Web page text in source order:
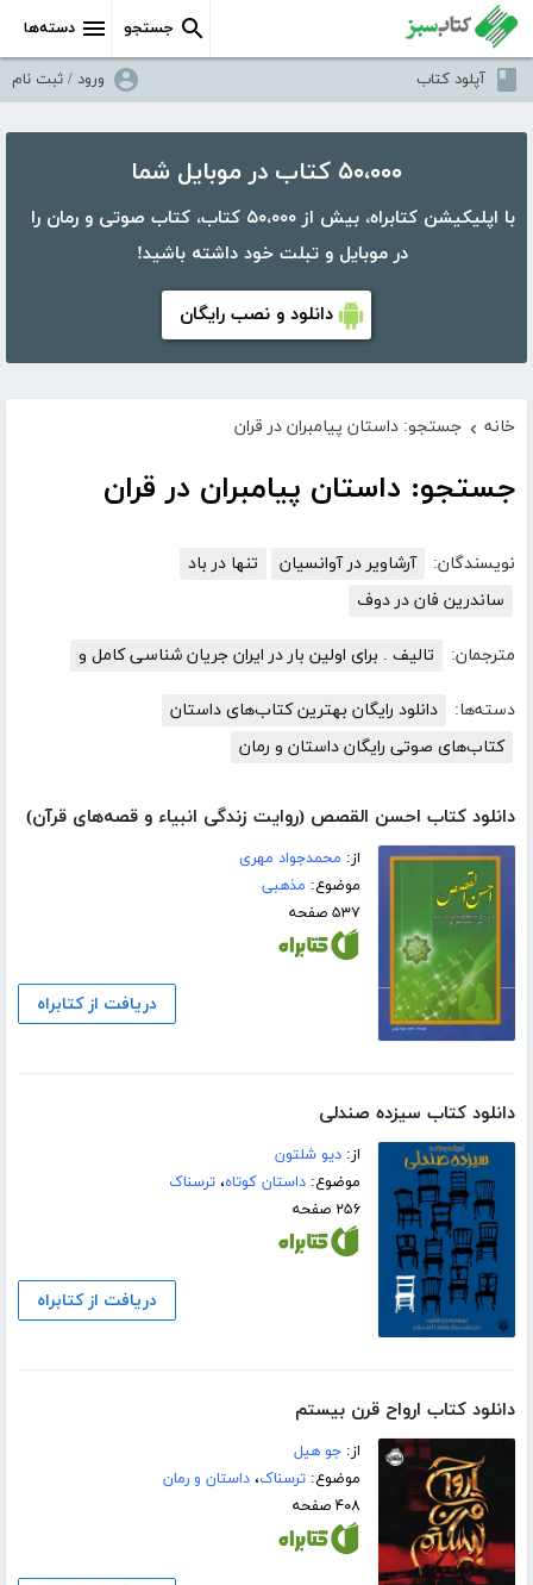
دسته‌ها جستجو
آپلود کتاب ورود / ثبت نام
۵۰،۰۰۰ کتاب در موبایل شما
با اپلیکیشن کتابراه، بیش از ۵۰،۰۰۰ کتاب، کتاب صوتی و رمان را
در موبایل و تبلت خود داشته باشید!
دانلود و نصب رایگان
خانه › جستجو: داستان پیامبران در قران
جستجو: داستان پیامبران در قران
نویسندگان: آرشاویر در آوانسیان
تنها در باد
ساندرین فان در دوف
مترجمان: تالیف . برای اولین بار در ایران جریان شناسی کامل و
دسته‌ها:
دانلود رایگان بهترین کتاب‌های داستان
کتاب‌های صوتی رایگان داستان و رمان
دانلود کتاب احسن القصص (روایت زندگی انبیاء و قصه‌های قرآن)
از: محمدجواد مهری
موضوع: مذهبی
۵۳۷ صفحه
دریافت از کتابراه
دانلود کتاب سیزده صندلی
از:دیو شلتون
موضوع:داستان کوتاه،ترسناک
۲۵۶ صفحه
دریافت از کتابراه
دانلود کتاب ارواح قرن بیستم
از:جو ھیل
موضوع:ترسناک،داستان و رمان
۴۰۸ صفحه